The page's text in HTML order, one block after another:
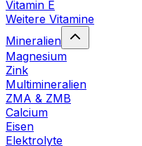
Vitamin E
Weitere Vitamine
Mineralien
Magnesium
Zink
Multimineralien
ZMA & ZMB
Calcium
Eisen
Elektrolyte